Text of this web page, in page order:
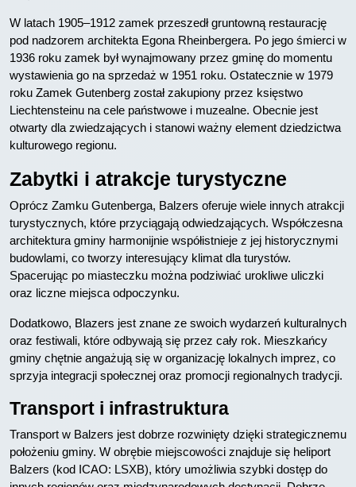
W latach 1905–1912 zamek przeszedł gruntowną restaurację
pod nadzorem architekta Egona Rheinbergera. Po jego śmierci w
1936 roku zamek był wynajmowany przez gminę do momentu
wystawienia go na sprzedaż w 1951 roku. Ostatecznie w 1979
roku Zamek Gutenberg został zakupiony przez księstwo
Liechtensteinu na cele państwowe i muzealne. Obecnie jest
otwarty dla zwiedzających i stanowi ważny element dziedzictwa
kulturowego regionu.
Zabytki i atrakcje turystyczne
Oprócz Zamku Gutenberga, Balzers oferuje wiele innych atrakcji
turystycznych, które przyciągają odwiedzających. Współczesna
architektura gminy harmonijnie współistnieje z jej historycznymi
budowlami, co tworzy interesujący klimat dla turystów.
Spacerując po miasteczku można podziwiać urokliwe uliczki
oraz liczne miejsca odpoczynku.
Dodatkowo, Blazers jest znane ze swoich wydarzeń kulturalnych
oraz festiwali, które odbywają się przez cały rok. Mieszkańcy
gminy chętnie angażują się w organizację lokalnych imprez, co
sprzyja integracji społecznej oraz promocji regionalnych tradycji.
Transport i infrastruktura
Transport w Balzers jest dobrze rozwinięty dzięki strategicznemu
położeniu gminy. W obrębie miejscowości znajduje się heliport
Balzers (kod ICAO: LSXB), który umożliwia szybki dostęp do